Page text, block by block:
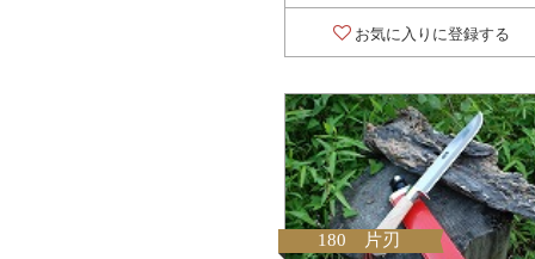
お気に入りに登録する
180 片刃